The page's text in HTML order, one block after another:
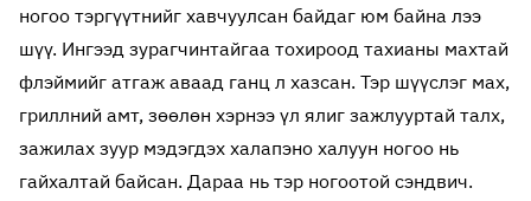
ногоо тэргүүтнийг хавчуулсан байдаг юм байна лээ
шүү. Ингээд зурагчинтайгаа тохироод тахианы махтай
флэймийг атгаж аваад ганц л хазсан. Тэр шүүслэг мах,
гриллний амт, зөөлөн хэрнээ үл ялиг зажлууртай талх,
зажилах зуур мэдэгдэх халапэно халуун ногоо нь
гайхалтай байсан. Дараа нь тэр ногоотой сэндвич.